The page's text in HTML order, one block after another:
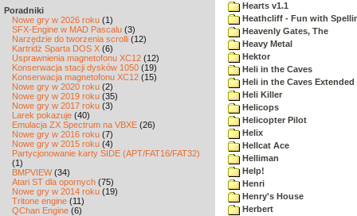
Poradniki
Nowe gry w 2026 roku (1)
SFX-Engine w MAD Pascalu (3)
Narzędzie do tworzenia scrolli (12)
Kartridż Sparta DOS X (6)
Usprawnienia magnetofonu XC12 (12)
Konserwacja stacji dysków 1050 (19)
Konserwacja magnetofonu XC12 (15)
Nowe gry w 2020 roku (2)
Nowe gry w 2019 roku (35)
Nowe gry w 2017 roku (3)
Larek pokazuje (40)
Emulacja ZX Spectrum na VBXE (26)
Nowe gry w 2016 roku (7)
Nowe gry w 2015 roku (4)
Partycjonowanie karty SIDE (APT/FAT16/FAT32)
(1)
BMPVIEW(34)
Atari ST dla opornych (75)
Nowe gry w 2014 roku (19)
Tritone engine (11)
QChan Engine (6)
Hearts v1.1
Heathcliff - Fun with
Heavenly Gates, The
Heavy Metal
Hektor
Heli in the Caves
Heli in the Caves
Heli Killer
Helicops
Helicopter Pilot
Helix
Hellcat Ace
Helliman
Help!
Henri
Henry's House
Herbert